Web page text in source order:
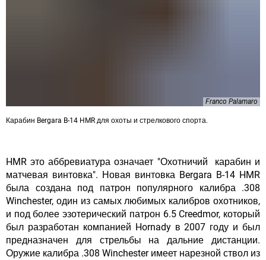
Franco Palamaro
Карабин Bergara B-14 HMR для охоты и стрелкового спорта.
HMR это аббревиатура означает "Охотничий карабин и
матчевая винтовка". Новая винтовка Bergara B-14 HMR
была создана под патрон популярного калибра .308
Winchester, один из самых любимых калибров охотников,
и под более эзотерический патрон 6.5 Creedmor, который
был разработан компанией Hornady в 2007 году и был
предназначен для стрельбы на дальние дистанции.
Оружие калибра .308 Winchester имеет нарезной ствол из